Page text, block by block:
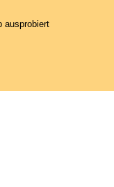
ausprobiert